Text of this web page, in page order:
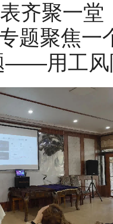
齐聚一
题聚焦一
——用工风